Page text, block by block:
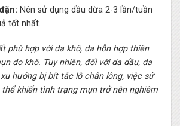
Nên sử dụng dầu dừa 2-3 lần/tuần
tốt nhất.
phù hợp với da khô, da hỗn hợp thiên
do khô. Tuy nhiên, đối với da dầu, da
hướng bị bít tắc lỗ chân lông, việc sử
khiến tình trạng mụn trở nên nghiêm